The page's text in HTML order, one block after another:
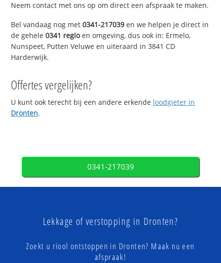
Neem contact met ons op om direct een afspraak te maken.
Bel vandaag nog met0341-217039 en we helpen je direct in
de gehele0341 regioen omgeving, dus ook in: Ermelo,
Nunspeet, Putten Veluwe en uiteraard in 3841 CD
Harderwijk.
Offertes vergelijken?
U kunt ook terecht bij een andere erkende loodgieter in
Dronten.
0341-217039
Lekkage of verstopping in Dronten?
Zoekt u riool ontstoppen in Dronten? Maak nu een
afspraak!